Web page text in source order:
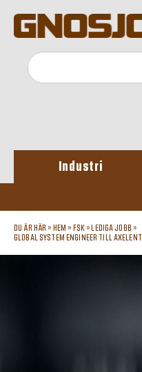
Industri
DU ÄR HÄR » HEM » FSK» LEDIGA JOBB »
GLOBAL SYSTEM ENGINEER TILL AXELENT